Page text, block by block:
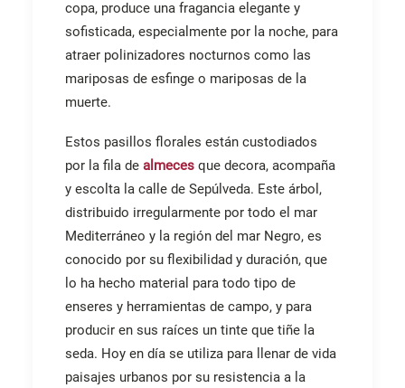
copa, produce una fragancia elegante y
sofisticada, especialmente por la noche, para
atraer polinizadores nocturnos como las
mariposas de esfinge o mariposas de la
muerte.
Estos pasillos florales están custodiados
por la fila de almeces que decora, acompaña
y escolta la calle de Sepúlveda. Este árbol,
distribuido irregularmente por todo el mar
Mediterráneo y la región del mar Negro, es
conocido por su flexibilidad y duración, que
lo ha hecho material para todo tipo de
enseres y herramientas de campo, y para
producir en sus raíces un tinte que tiñe la
seda. Hoy en día se utiliza para llenar de vida
paisajes urbanos por su resistencia a la